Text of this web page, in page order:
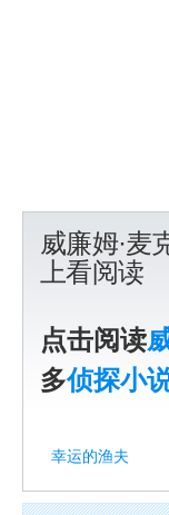
威廉姆·麦
上看阅读
点击阅读
多侦探小
幸运的渔夫